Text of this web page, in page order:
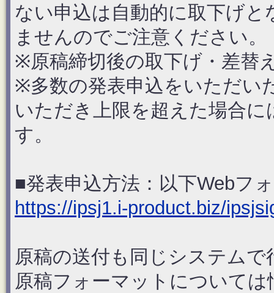
ない申込は自動的に取下げ
ませんのでご注意ください。
※原稿締切後の取下げ・差替
※多数の発表申込をいただい
いただき上限を超えた場合
す。
■発表申込方法：以下Webフ
https://ipsj1.i-product.biz/
原稿の送付も同じシステムで
原稿フォーマットについて